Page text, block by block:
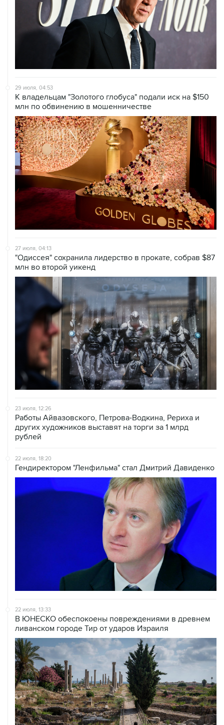
29 июля, 04:53
К владельцам "Золотого глобуса" подали иск на $150
млн по обвинению в мошенничестве
27 июля, 04:13
"Одиссея" сохранила лидерство в прокате, собрав $87
млн во второй уикенд
23 июля, 12:26
Работы Айвазовского, Петрова-Водкина, Рериха и
других художников выставят на торги за 1 млрд
рублей
22 июля, 18:20
Гендиректором "Ленфильма" стал Дмитрий Давиденко
22 июля, 13:33
В ЮНЕСКО обеспокоены повреждениями в древнем
ливанском городе Тир от ударов Израиля